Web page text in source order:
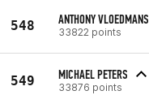
548 ANTHONY VLOEDMANS
33822 points
549 MICHAEL PETERS
33876 points